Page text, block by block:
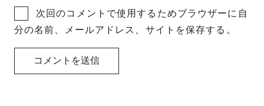
次回のコメントで使用するためブラウザーに自
分の名前、メールアドレス、サイトを保存する。